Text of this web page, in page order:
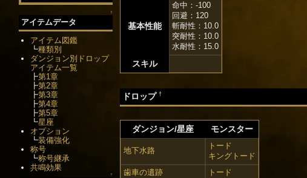
基本性能
命中：-100
回避：120
斬耐性：10.0
突耐性：10.0
水耐性：15.0
スキル
ドロップ †
ダンジョン/星座 モンスター
地下水路
トード
キングトード
歯車の遺跡
トード
↑
アイテムデータ
アイテム図鑑
┗種類別
ダンジョン別ドロップ
アイテム一覧
┣第1章
┣第2章
┣第3章
┣第4章
┣第5章
┗星座
オプション
┗装備強化
称号
┗称号継承
共鳴効果
↑